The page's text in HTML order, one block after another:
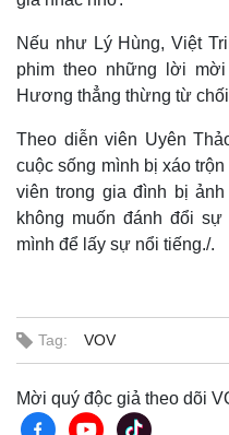
Nếu như Lý Hùng, Việt
phim theo những lời
Hương thẳng thừng từ
Theo diễn viên Uyên
cuộc sống mình bị xáo
viên trong gia đình bị
không muốn đánh đổi
mình để lấy sự nổi tiếng./.
Tag: VOV
Mời quý độc giả theo dõi